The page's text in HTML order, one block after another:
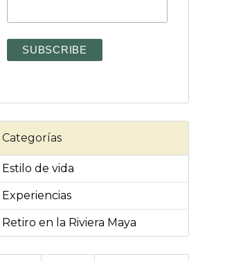
Categorías
Estilo de vida
Experiencias
Retiro en la Riviera Maya